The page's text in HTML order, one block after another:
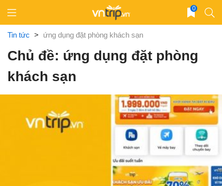
content
0
Tin tức > ứng dụng đặt phòng khách sạn
Chủ đề: ứng dụng đặt phòng
khách sạn